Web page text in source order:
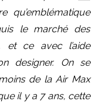
qu’emblématique
le marché des
et ce avec l’aide
designer. On se
de la Air Max
il y a 7 ans, cette